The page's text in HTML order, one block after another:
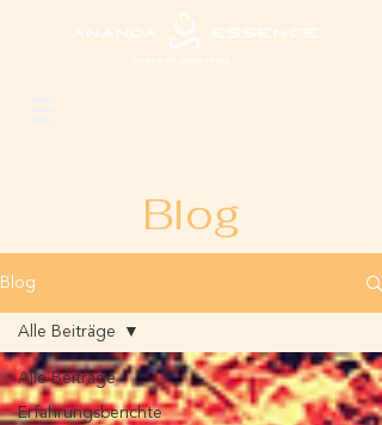
Blog
Blog
Alle Beiträge
Erfahrungsberichte
Alle Beiträge